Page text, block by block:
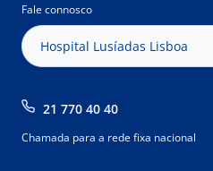
Fale connosco
Hospital Lusíadas Lisboa
21 770 40 40
Chamada para a rede fixa nacional